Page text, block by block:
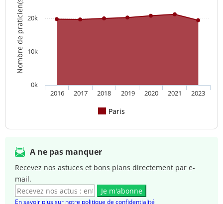
Nombre de praticien(s)
Paris
2016 2017 2018 2019 2020 2021 2023
0k
10k
20k
A ne pas manquer
Recevez nos astuces et bons plans directement par e-
mail.
Je m'abonne
En savoir plus sur notre politique de confidentialité